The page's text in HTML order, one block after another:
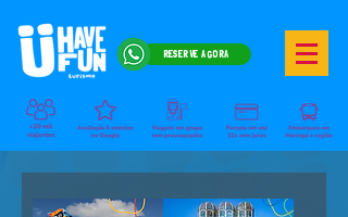
RESERVE AGORA